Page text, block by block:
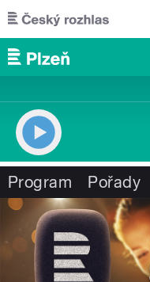
Přejít k hlavnímu obsahu
Program Pořady